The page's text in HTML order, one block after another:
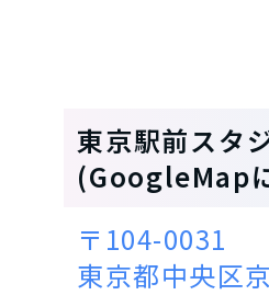
東京駅前スタ
(GoogleMap
〒104-0031
東京都中央区